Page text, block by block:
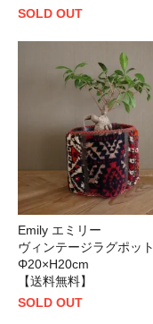
SOLD OUT
Emily エミリー
ヴィンテージラグポット
Φ20×H20cm
【送料無料】
SOLD OUT